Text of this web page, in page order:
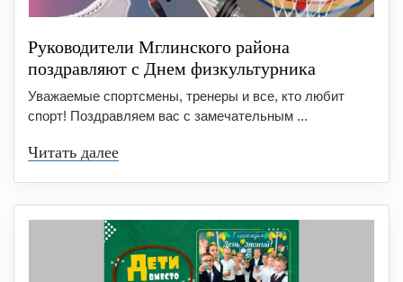
Руководители Мглинского района
поздравляют с Днем физкультурника
Уважаемые спортсмены, тренеры и все, кто любит
спорт! Поздравляем вас с замечательным ...
Читать далее